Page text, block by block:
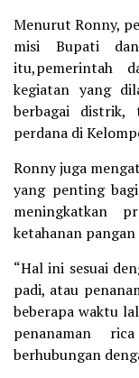
Menurut Ronny,
misi Bupati
itu,pemerintah
kegiatan yang
berbagai distrik,
perdana di
Ronny juga
yang penting
meningkatkan
ketahanan pangan
“Hal ini sesuai
padi, atau
beberapa waktu
penanaman
berhubungan